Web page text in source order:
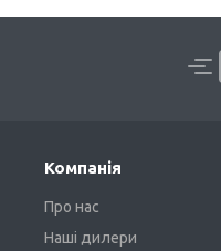
Компанія
Про нас
Наші дилери